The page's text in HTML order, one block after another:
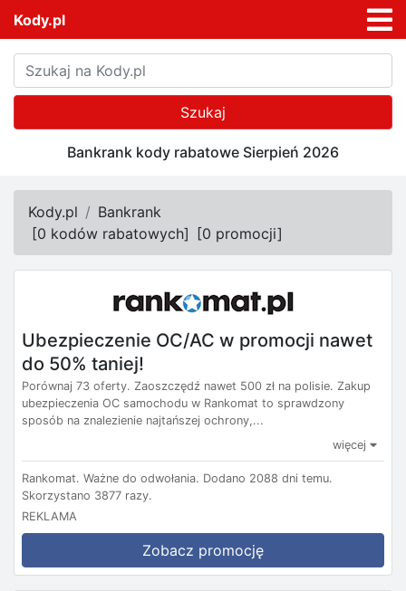
Kody.pl
Szukaj
Bankrank kody rabatowe Sierpień 2026
Kody.pl
Bankrank
[0 kodów rabatowych] [0 promocji]
Ubezpieczenie OC/AC w promocji nawet
do 50% taniej!
Porównaj 73 oferty. Zaoszczędź nawet 500 zł na polisie. Zakup
ubezpieczenia OC samochodu w Rankomat to sprawdzony
sposób na znalezienie najtańszej ochrony,...
więcej
Rankomat. Ważne do odwołania. Dodano 2088 dni temu.
Skorzystano 3877 razy.
REKLAMA
Zobacz promocję